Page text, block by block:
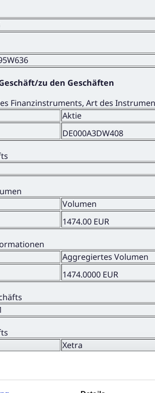
zu den Geschäften
Finanzinstruments, Art des
Aktie
DE000A3DW408
Volumen
1474.00 EUR
Aggregiertes Volumen
1474.0000 EUR
Xetra